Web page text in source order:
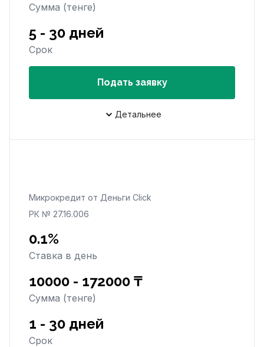
Сумма (тенге)
5 - 30 дней
Срок
Подать заявку
Детальнее
Микрокредит от Деньги Click
РК № 27.16.006
0.1%
Ставка в день
10000 - 172000 ₸
Сумма (тенге)
1 - 30 дней
Срок